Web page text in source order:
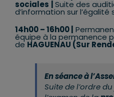
sociales Suite des
d’information sur l’égalité
14h00 – 16h00 |
équipe à la permanence
de HAGUENAU (Sur
En séance à
Suite de l’ordre